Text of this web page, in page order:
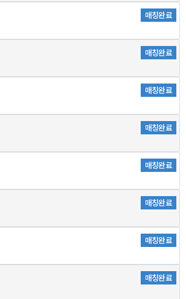
매칭완료
매칭완료
매칭완료
매칭완료
매칭완료
매칭완료
매칭완료
매칭완료